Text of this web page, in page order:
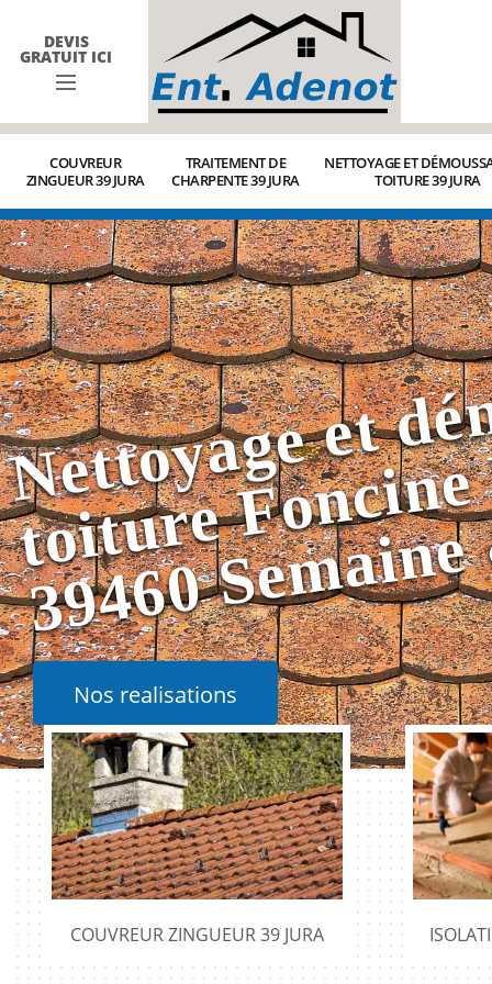
DEVIS
GRATUIT ICI
COUVREUR
ZINGUEUR 39 JURA
TRAITEMENT DE
CHARPENTE 39 JURA
NETTOYAGE ET
TOITURE 39 JURA
Nos realisations
COUVREUR ZINGUEUR 39 JURA